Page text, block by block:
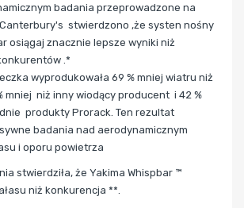
badania przeprowadzone na
stwierdzono ,że systen nośny
osiągaj znacznie lepsze wyniki niż
.*
wyprodukowała 69 % mniej wiatru niż
mniej niż inny wiodący producent i 42 %
produkty Prorack. Ten rezultat
badania nad aerodynamicznym
i oporu powietrza
stwierdziła, że Yakima Whispbar ™
niż konkurencja **.